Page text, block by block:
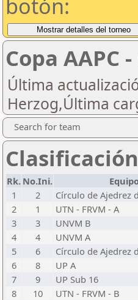
botón:
Copa AAPC
Última
Herzog,Última
Search for team
Rk. No.Ini.
1
2 Círculo de Ajedrez
2
1 UTN - FRVM - A
3
3 UNVM B
4
4 UNVM A
5
6 Círculo de Ajedrez
6
8 UP A
7
9 UP Sub 16
8
10 UTN - FRVM - B